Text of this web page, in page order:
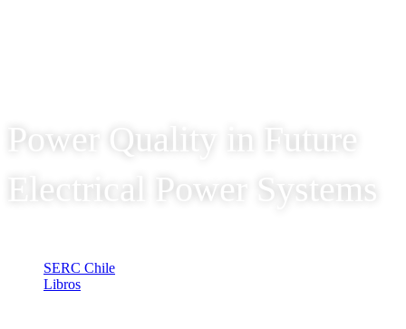
Power Quality in Future
Electrical Power Systems
SERC Chile
Libros